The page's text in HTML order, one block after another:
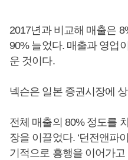
2017년과 비교해 매출은
90% 늘었다. 매출과 영업
운 것이다.
넥슨은 일본 증권시장에
전체 매출의 80% 정도를
장을 이끌었다. ‘던전앤파
기적으로 흥행을 이어가고